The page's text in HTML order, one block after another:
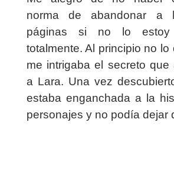
norma de abandonar a
páginas si no lo estoy
totalmente. Al principio no lo
me intrigaba el secreto que
a Lara. Una vez
estaba enganchada a la
personajes y no podía dejar